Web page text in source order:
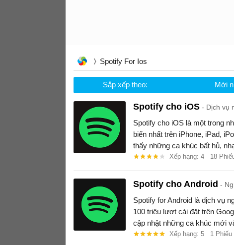
Spotify For Ios
Sắp xếp theo: Mới
Spotify cho iOS Dịch vụ
Spotify cho iOS là một trong
biến nhất trên iPhone, iPad,
thấy những ca khúc bất hủ,
Xếp hạng: 4 18
Spotify cho Android
Spotify for Android là dịch vụ
100 triệu lượt cài đặt trên
cập nhật những ca khúc mới
Xếp hạng: 5 1 Phiếu